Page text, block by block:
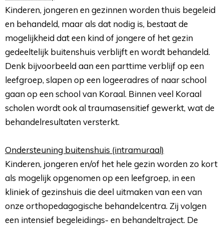
Kinderen, jongeren en gezinnen worden thuis begeleid
en behandeld, maar als dat nodig is, bestaat de
mogelijkheid dat een kind of jongere of het gezin
gedeeltelijk buitenshuis verblijft en wordt behandeld.
Denk bijvoorbeeld aan een parttime verblijf op een
leefgroep, slapen op een logeeradres of naar school
gaan op een school van Koraal. Binnen veel Koraal
scholen wordt ook al traumasensitief gewerkt, wat de
behandelresultaten versterkt.
Ondersteuning buitenshuis (intramuraal)
Kinderen, jongeren en/of het hele gezin worden zo kort
als mogelijk opgenomen op een leefgroep, in een
kliniek of gezinshuis die deel uitmaken van een van
onze orthopedagogische behandelcentra. Zij volgen
een intensief begeleidings- en behandeltraject. De